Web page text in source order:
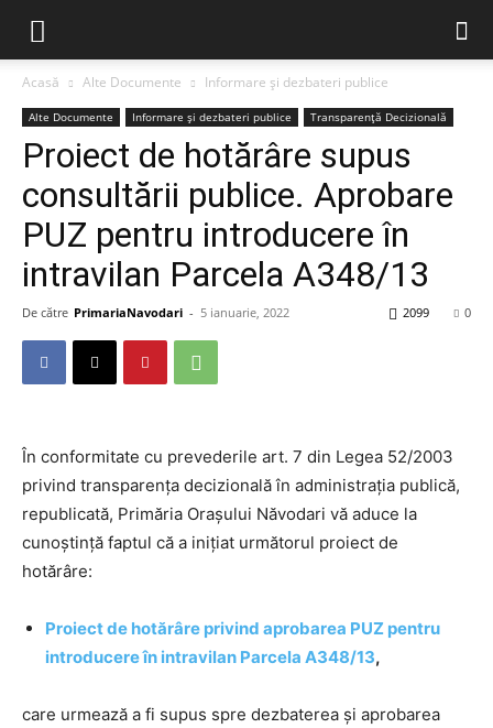
Acasă Alte Documente Informare și dezbateri publice
Alte Documente Informare și dezbateri publice Transparență Decizională
Proiect de hotărâre supus
consultării publice. Aprobare
PUZ pentru introducere în
intravilan Parcela A348/13
De către PrimariaNavodari - 5 ianuarie, 2022 0
2099
În conformitate cu prevederile art. 7 din Legea 52/2003
privind transparența decizională în administrația publică,
republicată, Primăria Orașului Năvodari vă aduce la
cunoștință faptul că a inițiat următorul proiect de
hotărâre:
Proiect de hotărâre privind aprobarea PUZ pentru
introducere în intravilan Parcela A348/13,
care urmează a fi supus spre dezbaterea și aprobarea